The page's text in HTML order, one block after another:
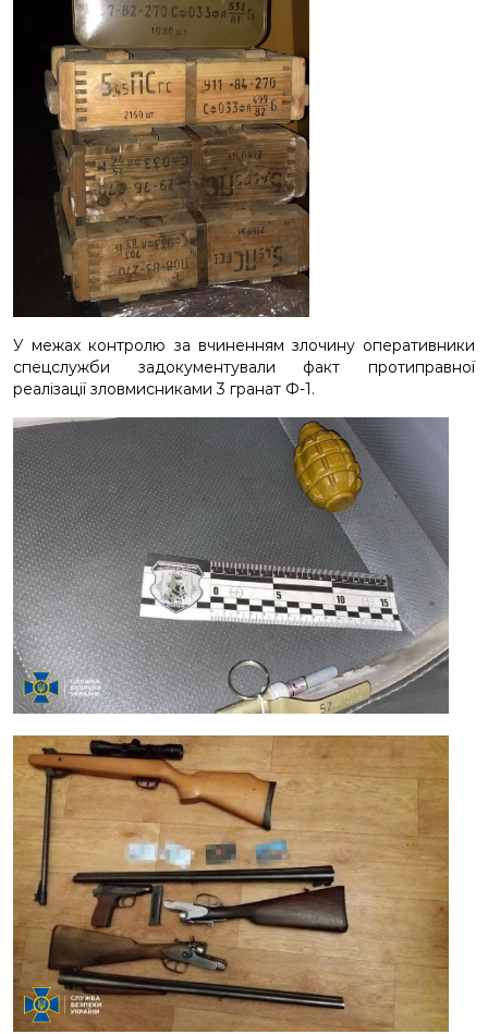
У межах контролю за вчиненням злочину оперативники
спецслужби задокументували факт протиправної
реалізації зловмисниками 3 гранат Ф-1.